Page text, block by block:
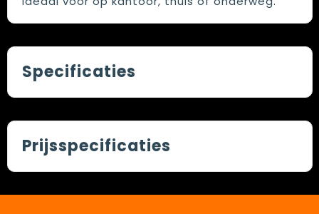
Specificaties
Prijsspecificaties